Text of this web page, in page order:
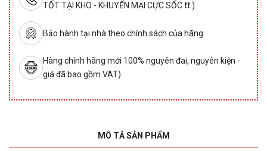
TỐT TẠI KHO - KHUYẾN MẠI CỰC SỐC ❗❗ )
Bảo hành tại nhà theo chính sách của hãng
Hàng chính hãng mới 100% nguyên đai, nguyên kiện -
giá đã bao gồm VAT)
MÔ TẢ SẢN PHẨM